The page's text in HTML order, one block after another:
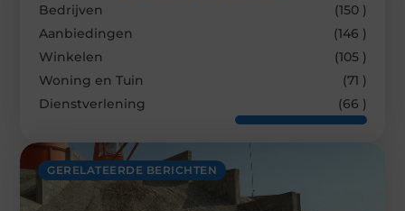
GERELATEERDE BERICHTEN
Bedrijven
(150 )
Aanbiedingen
(146 )
Winkelen
(105 )
Woning en Tuin
(71 )
Dienstverlening
(66 )